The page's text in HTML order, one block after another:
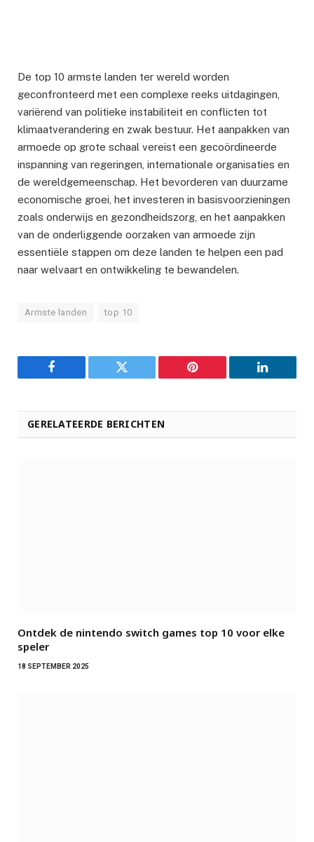
De top 10 armste landen ter wereld worden
geconfronteerd met een complexe reeks uitdagingen,
variërend van politieke instabiliteit en conflicten tot
klimaatverandering en zwak bestuur. Het aanpakken van
armoede op grote schaal vereist een gecoördineerde
inspanning van regeringen, internationale organisaties en
de wereldgemeenschap. Het bevorderen van duurzame
economische groei, het investeren in basisvoorzieningen
zoals onderwijs en gezondheidszorg, en het aanpakken
van de onderliggende oorzaken van armoede zijn
essentiële stappen om deze landen te helpen een pad
naar welvaart en ontwikkeling te bewandelen.
Armste landen top 10
Facebook Twitter Pinterest LinkedIn
GERELATEERDE BERICHTEN
Ontdek de nintendo switch games top 10 voor elke
speler
18 SEPTEMBER 2025